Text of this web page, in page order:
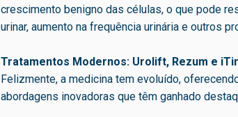
crescimento benigno das células, o que pode
urinar, aumento na frequência urinária e outros
Tratamentos Modernos: Urolift, Rezum e
Felizmente, a medicina tem evoluído,
abordagens inovadoras que têm ganhado